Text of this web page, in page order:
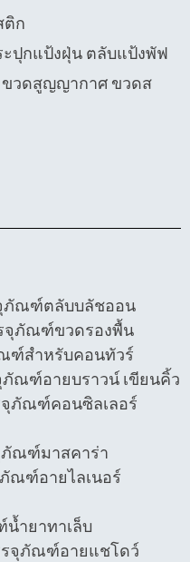
ติก
กระปุกแป้งฝุ่น ตลับแป้งพัฟ
ขวดสูญญากาศ ขวดส
รรจุภัณฑ์ตลับบลัชออน
บรรจุภัณฑ์ขวดรองพื้น
จุภัณฑ์สำหรับคอนทัวร์
รรจุภัณฑ์อายบราวน์ เขียนคิ้ว
บรรจุภัณฑ์คอนซิลเลอร์
รจุภัณฑ์มาสคาร่า
รจุภัณฑ์อายไลเนอร์
ฑ์น้ำยาทาเล็บ
บรรจุภัณฑ์อายแชโดว์